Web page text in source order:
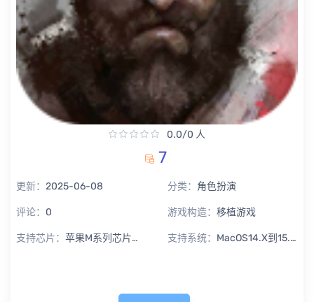
0.0/0 人
7
更新： 2025-06-08 分类： 角色扮演
评论： 0 游戏构造： 移植游戏
支持芯片： 苹果M系列芯片专用 支持系统： MacOS14.X到15.X Sequoia